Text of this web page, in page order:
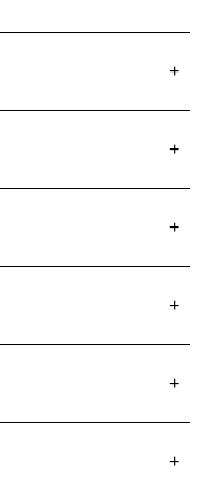
+
+
+
+
+
+